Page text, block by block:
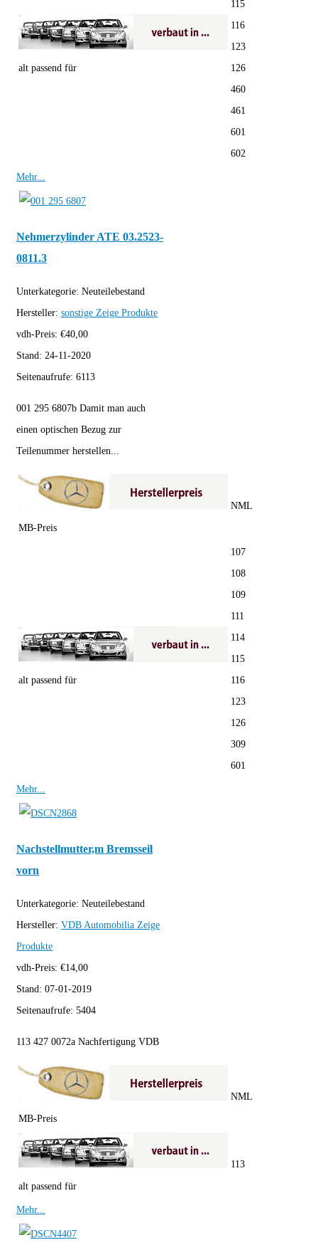
alt passend für
115
116
123
126
460
461
601
602
Mehr...
Nehmerzylinder ATE 03.2523-
0811.3
Unterkategorie: Neuteilebestand
Hersteller: sonstige Zeige Produkte
vdh-Preis: €40,00
Stand: 24-11-2020
Seitenaufrufe: 6113
001 295 6807b Damit man auch
einen optischen Bezug zur
Teilenummer herstellen...
MB-Preis
NML
alt passend für
107
108
109
111
114
115
116
123
126
309
601
Mehr...
Nachstellmutter,m Bremsseil
vorn
Unterkategorie: Neuteilebestand
Hersteller: VDB Automobilia Zeige
Produkte
vdh-Preis: €14,00
Stand: 07-01-2019
Seitenaufrufe: 5404
113 427 0072a Nachfertigung VDB
MB-Preis
NML
alt passend für
113
Mehr...